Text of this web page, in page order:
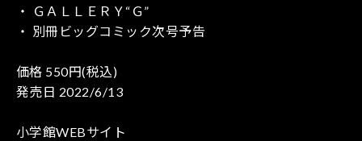
・ ＧＡＬＬＥＲＹ“Ｇ”
・ 別冊ビッグコミック次号予告
価格 550円(税込)
発売日 2022/6/13
小学館WEBサイト